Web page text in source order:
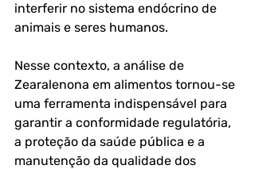
interferir no sistema endócrino de
animais e seres humanos.
Nesse contexto, a análise de
Zearalenona em alimentos tornou-se
uma ferramenta indispensável para
garantir a conformidade regulatória,
a proteção da saúde pública e a
manutenção da qualidade dos